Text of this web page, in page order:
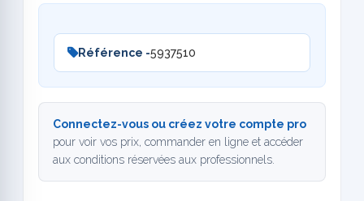
Référence -5937510
Connectez-vous ou créez votre compte pro
pour voir vos prix, commander en ligne et accéder
aux conditions réservées aux professionnels.